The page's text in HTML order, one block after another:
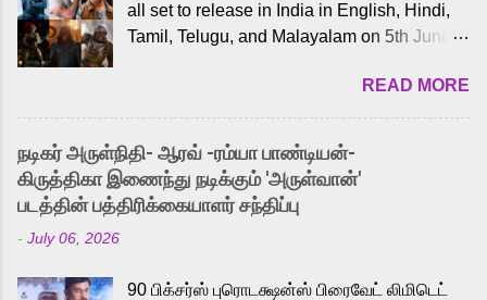
all set to release in India in English, Hindi,
Tamil, Telugu, and Malayalam on 5th June,
received a lot of love from cult He-Man fans
and offered audiences an exciting glimpse
into the world of Eternia, the recently
released Tamil trailer has also generated
strong excitement among Tamil audiences.
Adding to the growing buzz is the film’s
READ MORE
நடிகர் அருள்நிதி- ஆரவ் -ரம்யா பாண்டியன்-
கிருத்திகா இணைந்து நடிக்கும் 'அருள்வான்'
படத்தின் பத்திரிக்கையாளர் சந்திப்பு
- July 06, 2026
90 பிக்சர்ஸ் புரொடக்ஷன்ஸ் பிரைவேட் லிமிடெட்